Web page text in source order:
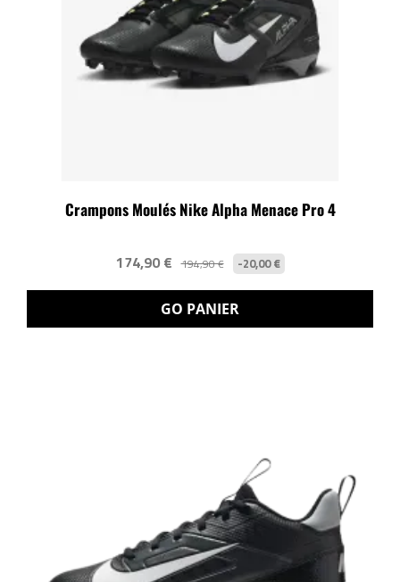
Crampons Moulés Nike Alpha Menace Pro 4
174,90 € 194,90 € -20,00 €
GO PANIER